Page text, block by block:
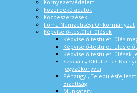
Környezetvédelem
Közérdekű adatok
Közbeszerzések
Roma Nemzetiségi Önkormányzat
Képviselő-testületi ülések
Képviselő-testületi ülés
Képviselő-testületi ülés
Képviselő-testületi ülések
Szociális, Oktatási és
jegyzőkönyvei
Pénzügyi,
Bizottság
Munkaterv